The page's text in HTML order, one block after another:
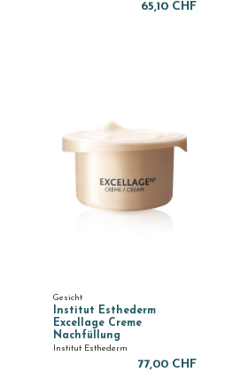
65,10 CHF
Gesicht
Institut Esthederm
Excellage Creme
Nachfüllung
Institut Esthederm
77,00 CHF